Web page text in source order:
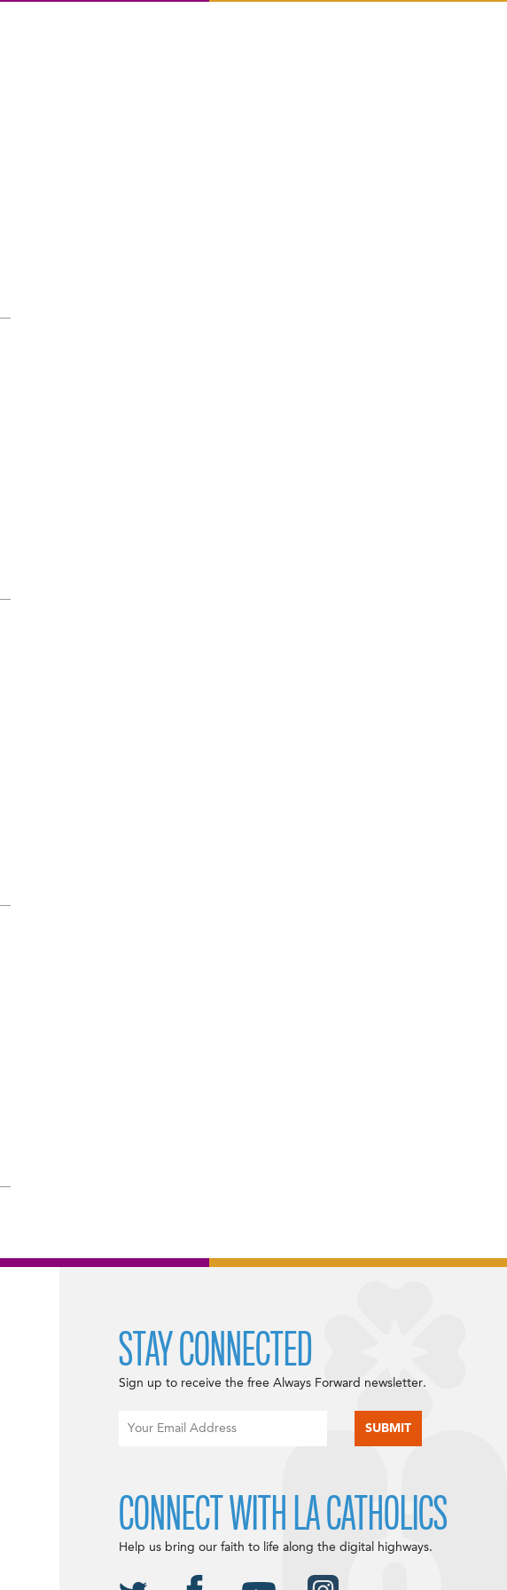
STAY CONNECTED
Sign up to receive the free Always Forward newsletter.
CONNECT WITH LA CATHOLICS
Help us bring our faith to life along the digital highways.